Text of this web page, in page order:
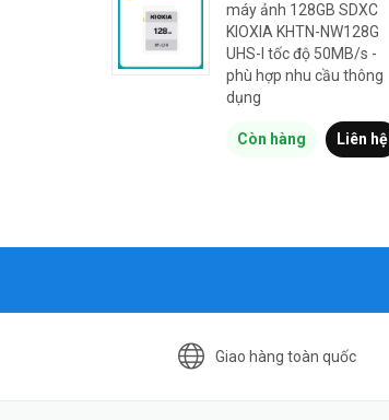
máy ảnh 128GB SDXC
KIOXIA KHTN-NW128G
UHS-I tốc độ 50MB/s -
phù hợp nhu cầu thông
dụng
Còn hàng Liên hệ
Giao hàng toàn quốc